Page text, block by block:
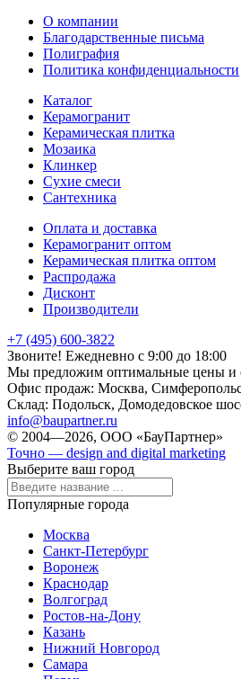
О компании
Благодарственные письма
Полиграфия
Политика конфиденциальности
Каталог
Керамогранит
Керамическая плитка
Мозаика
Клинкер
Сухие смеси
Сантехника
Оплата и доставка
Керамогранит оптом
Керамическая плитка оптом
Распродажа
Дисконт
Производители
+7 (495) 600-3822
Звоните! Ежедневно с 9:00 до 18:00
Мы предложим оптимальные цены и
Офис продаж: Москва,
Склад: Подольск, Домодедовское
info@baupartner.ru
© 2004—2026, ООО «БауПартнер»
Точно — design and digital marketing
Выберите ваш город
Популярные города
Москва
Санкт-Петербург
Воронеж
Краснодар
Волгоград
Ростов-на-Дону
Казань
Нижний Новгород
Самара